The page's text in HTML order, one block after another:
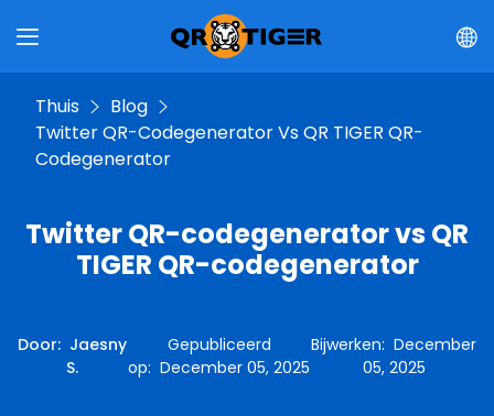
Thuis
Blog
Twitter QR-Codegenerator Vs QR TIGER QR-
Codegenerator
Twitter QR-codegenerator vs QR
TIGER QR-codegenerator
Door: Jaesny
S.
Gepubliceerd
op: December 05, 2025
Bijwerken: December
05, 2025